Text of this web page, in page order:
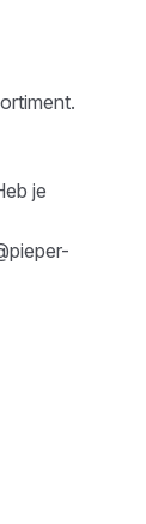
je